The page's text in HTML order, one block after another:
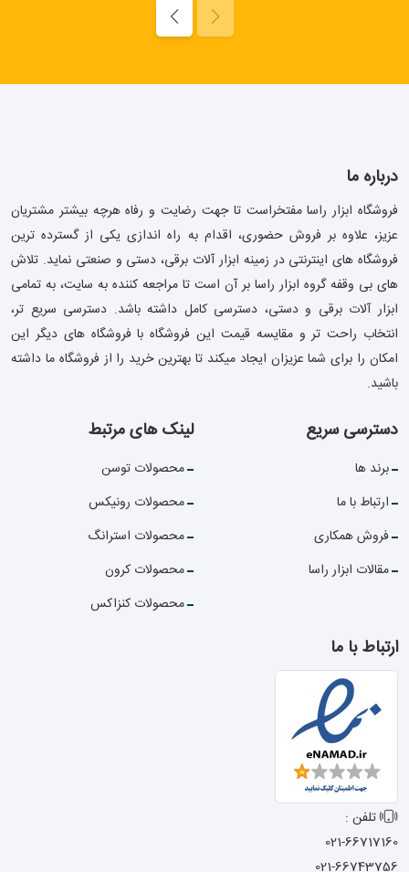
درباره ما
فروشگاه ابزار راسا مفتخراست تا جهت رضایت و رفاه هرچه بیشتر مشتریان
عزیز، علاوه بر فروش حضوری، اقدام به راه اندازی یکی از گسترده ترین
فروشگاه های اینترنتی در زمینه ابزار آلات برقی، دستی و صنعتی نماید. تلاش
های بی وقفه گروه ابزار راسا بر آن است تا مراجعه کننده به سایت، به تمامی
ابزار آلات برقی و دستی، دسترسی کامل داشته باشد. دسترسی سریع تر،
انتخاب راحت تر و مقایسه قیمت این فروشگاه با فروشگاه های دیگر این
امکان را برای شما عزیزان ایجاد میکند تا بهترین خرید را از فروشگاه ما داشته
باشید.
دسترسی سریع
برند ها
ارتباط با ما
فروش همکاری
مقالات ابزار راسا
لینک های مرتبط
محصولات توسن
محصولات رونیکس
محصولات استرانگ
محصولات کرون
محصولات کنزاکس
ارتباط با ما
تلفن :
021-66717160